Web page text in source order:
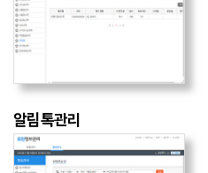
알림톡관리